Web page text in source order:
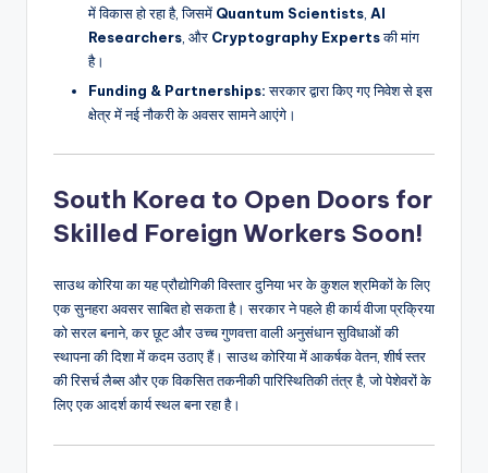
में विकास हो रहा है, जिसमें Quantum Scientists AI
Researchers , और Cryptography Expertsकी मांग
है।
Funding & Partnerships:सरकार द्वारा किए गए निवेश से इस
क्षेत्र में नई नौकरी के अवसर सामने आएंगे।
South Korea to Open Doors for
Skilled Foreign Workers Soon!
साउथ कोरिया का यह प्रौद्योगिकी विस्तार दुनिया भर के कुशल श्रमिकों के लिए
एक सुनहरा अवसर साबित हो सकता है। सरकार ने पहले ही कार्य वीजा प्रक्रिया
को सरल बनाने, कर छूट और उच्च गुणवत्ता वाली अनुसंधान सुविधाओं की
स्थापना की दिशा में कदम उठाए हैं। साउथ कोरिया में आकर्षक वेतन, शीर्ष स्तर
की रिसर्च लैब्स और एक विकसित तकनीकी पारिस्थितिकी तंत्र है, जो पेशेवरों के
लिए एक आदर्श कार्य स्थल बना रहा है।